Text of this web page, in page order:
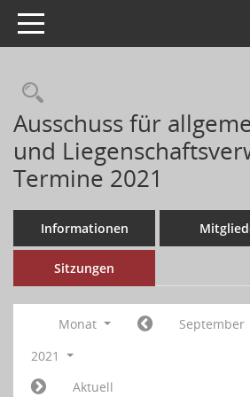
Toggle navigation
Ausschuss für
und
Termine 2021
Informationen
Sitzungen
Monat
September
2021
Aktuell